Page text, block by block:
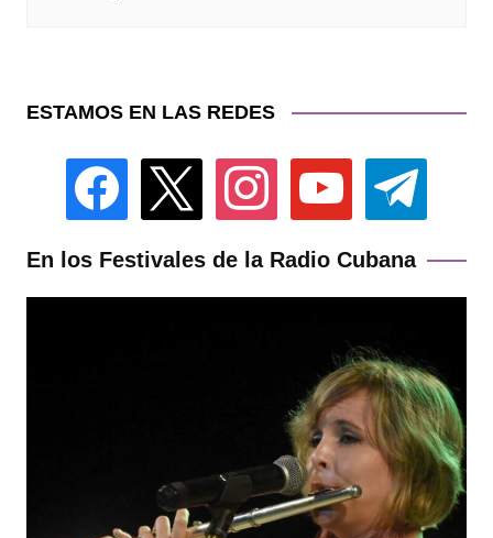
ESTAMOS EN LAS REDES
facebook instagram youtube telegram
En los Festivales de la Radio Cubana